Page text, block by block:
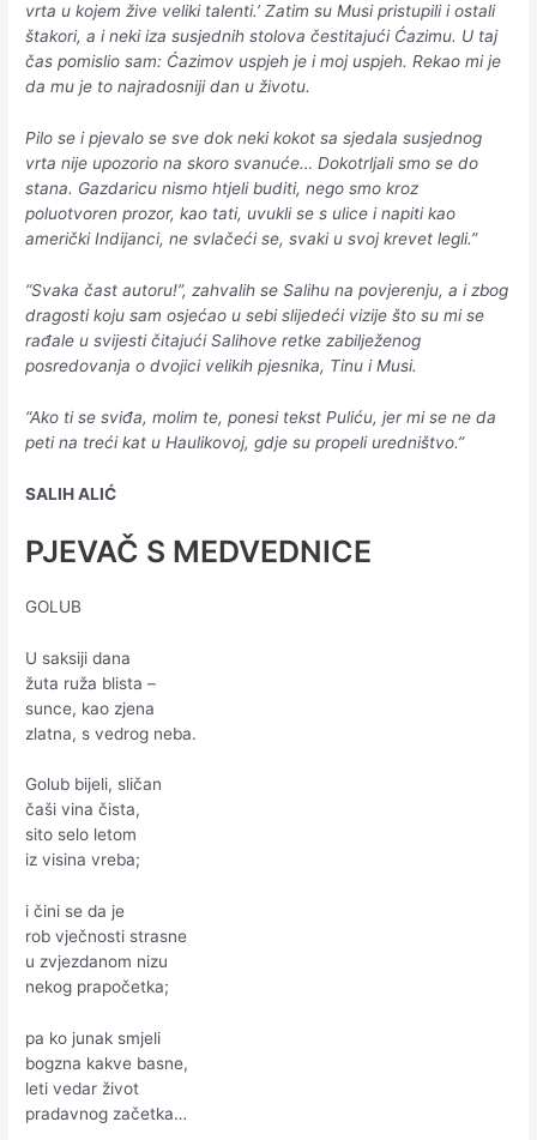
vrta u kojem žive veliki talenti.’ Zatim su Musi pristupili i ostali
štakori, a i neki iza susjednih stolova čestitajući Ćazimu. U taj
čas pomislio sam: Ćazimov uspjeh je i moj uspjeh. Rekao mi je
da mu je to najradosniji dan u životu.
Pilo se i pjevalo se sve dok neki kokot sa sjedala susjednog
vrta nije upozorio na skoro svanuće… Dokotrljali smo se do
stana. Gazdaricu nismo htjeli buditi, nego smo kroz
poluotvoren prozor, kao tati, uvukli se s ulice i napiti kao
američki Indijanci, ne svlačeći se, svaki u svoj krevet legli.”
“Svaka čast autoru!”, zahvalih se Salihu na povjerenju, a i zbog
dragosti koju sam osjećao u sebi slijedeći vizije što su mi se
rađale u svijesti čitajući Salihove retke zabilježenog
posredovanja o dvojici velikih pjesnika, Tinu i Musi.
“Ako ti se sviđa, molim te, ponesi tekst Puliću, jer mi se ne da
peti na treći kat u Haulikovoj, gdje su propeli uredništvo.”
SALIH ALIĆ
PJEVAČ S MEDVEDNICE
GOLUB
U saksiji dana
žuta ruža blista –
sunce, kao zjena
zlatna, s vedrog neba.
Golub bijeli, sličan
čaši vina čista,
sito selo letom
iz visina vreba;
i čini se da je
rob vječnosti strasne
u zvjezdanom nizu
nekog prapočetka;
pa ko junak smjeli
bogzna kakve basne,
leti vedar život
pradavnog začetka…